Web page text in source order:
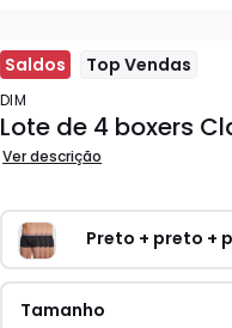
Saldos Top Vendas
DIM
Lote de 4 boxers
Ver descrição
Preto + preto +
Tamanho